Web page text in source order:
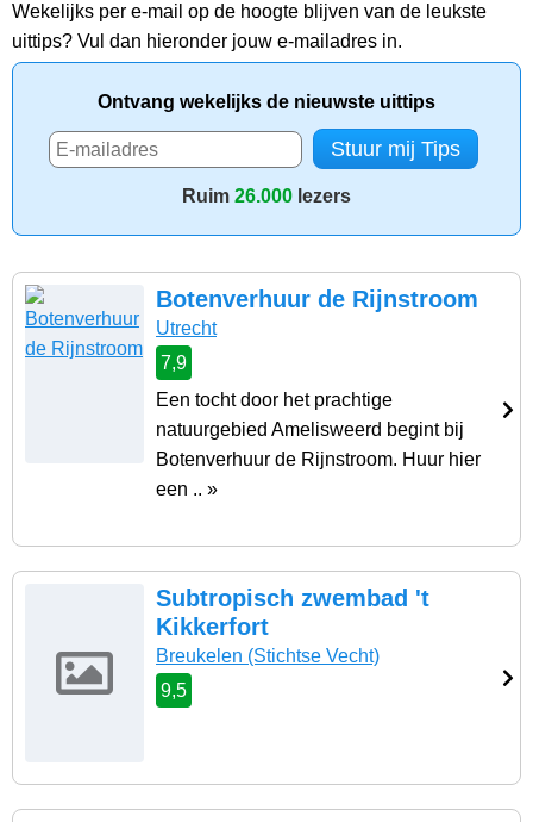
Wekelijks per e-mail op de hoogte blijven van de leukste
uittips? Vul dan hieronder jouw e-mailadres in.
Ontvang wekelijks de nieuwste uittips
Ruim 26.000 lezers
Botenverhuur de Rijnstroom
Utrecht
7,9
Een tocht door het prachtige
natuurgebied Amelisweerd begint bij
Botenverhuur de Rijnstroom. Huur hier
een .. »
Subtropisch zwembad 't
Kikkerfort
Breukelen (Stichtse Vecht)
9,5